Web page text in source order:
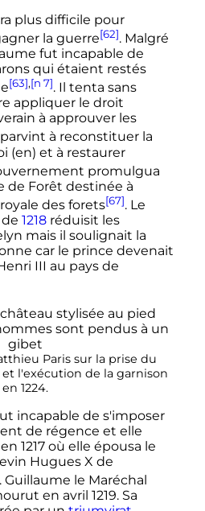
plus difficile pour
la guerre[62]. Malgré
fut incapable de
qui étaient restés
[63],[n 7]. Il tenta sans
appliquer le droit
à approuver les
à reconstituer la
(en) et à restaurer
promulgua
de Forêt destinée à
des forets[67]. Le
1218réduisit les
mais il soulignait la
car le prince devenait
III au pays de
Paris sur la prise du
l'exécution de la garnison
en 1224.
incapable de s'imposer
de régence et elle
1217 où elle épousa le
Hugues X de
. Guillaume le Maréchal
en avril 1219. Sa